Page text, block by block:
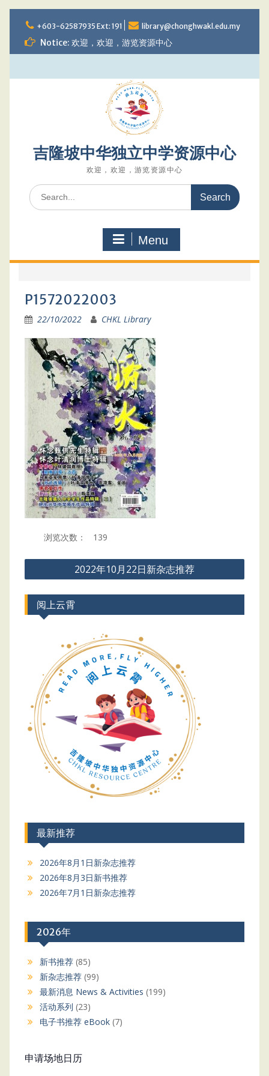
to
content
+603-62587935 Ext: 191 library@chonghwakl.edu.my
Notice: 欢迎，欢迎，游览资源中心
吉隆坡中华独立中学资源中心
欢迎，欢迎，游览资源中心
Search
for:
Menu
P1572022003
22/10/2022 CHKL Library
浏览次数： 139
Post
navigation
2022年10月22日新杂志推荐
阅上云霄
最新推荐
2026年8月1日新杂志推荐
2026年8月3日新书推荐
2026年7月1日新杂志推荐
2026年
新书推荐(85)
新杂志推荐(99)
最新消息 News & Activities (199)
活动系列 (23)
电子书推荐 eBook(7)
申请场地日历